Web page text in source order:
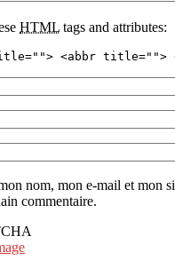
HTML tags and attributes:
<abbr title="">
nom, mon e-mail et mon
commentaire.